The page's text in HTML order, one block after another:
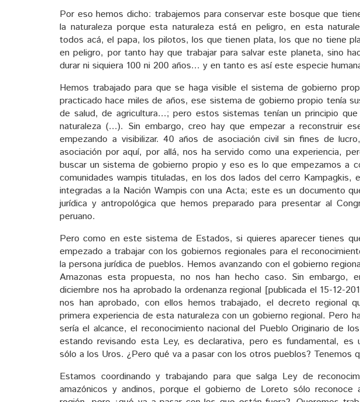
Por eso hemos dicho: trabajemos para conservar este bosque que
la naturaleza porque esta naturaleza está en peligro, en esta
todos acá, el papa, los pilotos, los que tienen plata, los que no tiene
en peligro, por tanto hay que trabajar para salvar este planeta, sino
durar ni siquiera 100 ni 200 años… y en tanto es así este especie
Hemos trabajado para que se haga visible el sistema de gobierno
practicado hace miles de años, ese sistema de gobierno propio tenía
de salud, de agricultura…; pero estos sistemas tenían un principio
naturaleza (…). Sin embargo, creo hay que empezar a reconstruir
empezando a visibilizar. 40 años de asociación civil sin fines de
asociación por aquí, por allá, nos ha servido como una experiencia,
buscar un sistema de gobierno propio y eso es lo que empezamos a
comunidades wampis tituladas, en los dos lados del cerro Kampagkis,
integradas a la Nación Wampis con una Acta; este es un documento
jurídica y antropológica que hemos preparado para presentar al
peruano.
Pero como en este sistema de Estados, si quieres aparecer tienes
empezado a trabajar con los gobiernos regionales para el
la persona jurídica de pueblos. Hemos avanzando con el gobierno
Amazonas esta propuesta, no nos han hecho caso. Sin embargo,
diciembre nos ha aprobado la ordenanza regional [publicada el 15-12-
nos han aprobado, con ellos hemos trabajado, el decreto regional
primera experiencia de esta naturaleza con un gobierno regional. Pero
sería el alcance, el reconocimiento nacional del Pueblo Originario de
estando revisando esta Ley, es declarativa, pero es fundamental, es
sólo a los Uros. ¿Pero qué va a pasar con los otros pueblos? Tenemos
Estamos coordinando y trabajando para que salga Ley de
amazónicos y andinos, porque el gobierno de Loreto sólo